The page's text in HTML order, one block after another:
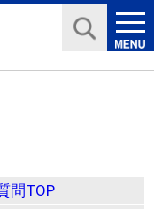
問TOP